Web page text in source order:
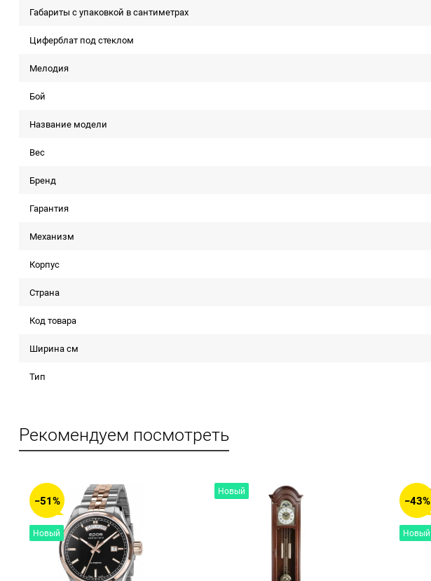
Габариты с упаковкой в сантиметрах
Циферблат под стеклом
Мелодия
Бой
Название модели
Вес
Бренд
Гарантия
Механизм
Корпус
Страна
Код товара
Ширина см
Тип
Рекомендуем посмотреть
−51%
Новый
Новый
−43%
Новый